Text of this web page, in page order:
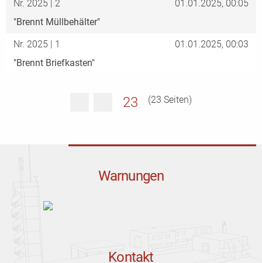
Nr. 2025 | 2
"Brennt Müllbehälter"
01.01.2025, 00:05
Nr. 2025 | 1
"Brennt Briefkasten"
01.01.2025, 00:03
23 (23 Seiten)
Warnungen
Kontakt